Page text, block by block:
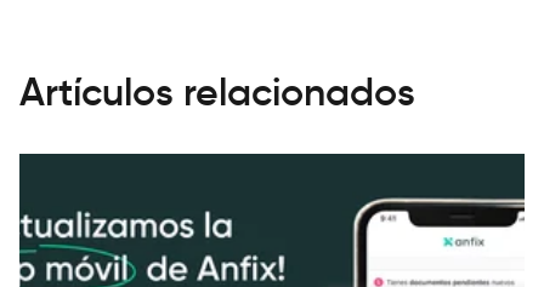
Artículos relacionados